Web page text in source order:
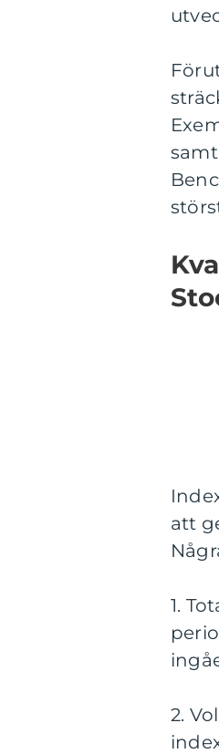
att
1.
2.